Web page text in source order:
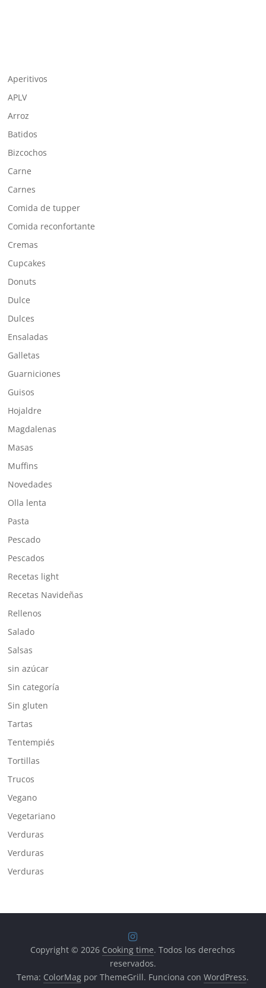
Aperitivos
APLV
Arroz
Batidos
Bizcochos
Carne
Carnes
Comida de tupper
Comida reconfortante
Cremas
Cupcakes
Donuts
Dulce
Dulces
Ensaladas
Galletas
Guarniciones
Guisos
Hojaldre
Magdalenas
Masas
Muffins
Novedades
Olla lenta
Pasta
Pescado
Pescados
Recetas light
Recetas Navideñas
Rellenos
Salado
Salsas
sin azúcar
Sin categoría
Sin gluten
Tartas
Tentempiés
Tortillas
Trucos
Vegano
Vegetariano
Verduras
Verduras
Verduras
Copyright © 2026 Cooking time. Todos los derechos
reservados.
Tema: ColorMag por ThemeGrill. Funciona conWordPress.